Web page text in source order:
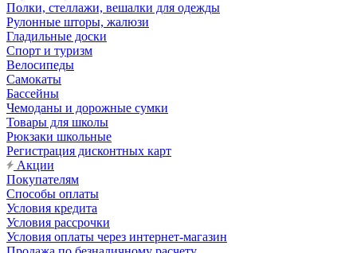
Полки, стеллажи, вешалки для одежды
Рулонные шторы, жалюзи
Гладильные доски
Спорт и туризм
Велосипеды
Самокаты
Бассейны
Чемоданы и дорожные сумки
Товары для школы
Рюкзаки школьные
Регистрация дисконтных карт
Акции
Покупателям
Способы оплаты
Условия кредита
Условия рассрочки
Условия оплаты через интернет-магазин